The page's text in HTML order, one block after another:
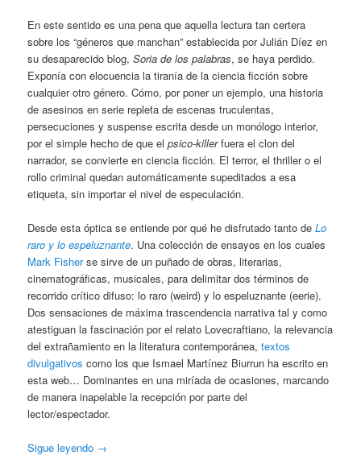
En este sentido es una pena que aquella lectura tan certera
sobre los “géneros que manchan” establecida por Julián Díez en
su desaparecido blog,Soria de los palabras, se haya perdido.
Exponía con elocuencia la tiranía de la ciencia ficción sobre
cualquier otro género. Cómo, por poner un ejemplo, una historia
de asesinos en serie repleta de escenas truculentas,
persecuciones y suspense escrita desde un monólogo interior,
por el simple hecho de que elpsico-killerfuera el clon del
narrador, se convierte en ciencia ficción. El terror, el thriller o el
rollo criminal quedan automáticamente supeditados a esa
etiqueta, sin importar el nivel de especulación.
Desde esta óptica se entiende por qué he disfrutado tanto deLo
raro y lo espeluznante. Una colección de ensayos en los cuales
Mark Fisherse sirve de un puñado de obras, literarias,
cinematográficas, musicales, para delimitar dos términos de
recorrido crítico difuso: lo raro (weird) y lo espeluznante (eerie).
Dos sensaciones de máxima trascendencia narrativa tal y como
atestiguan la fascinación por el relato Lovecraftiano, la relevancia
del extrañamiento en la literatura contemporánea,textos
divulgativos como los que Ismael Martínez Biurrun ha escrito en
esta web… Dominantes en una miríada de ocasiones, marcando
de manera inapelable la recepción por parte del
lector/espectador.
Sigue leyendo →